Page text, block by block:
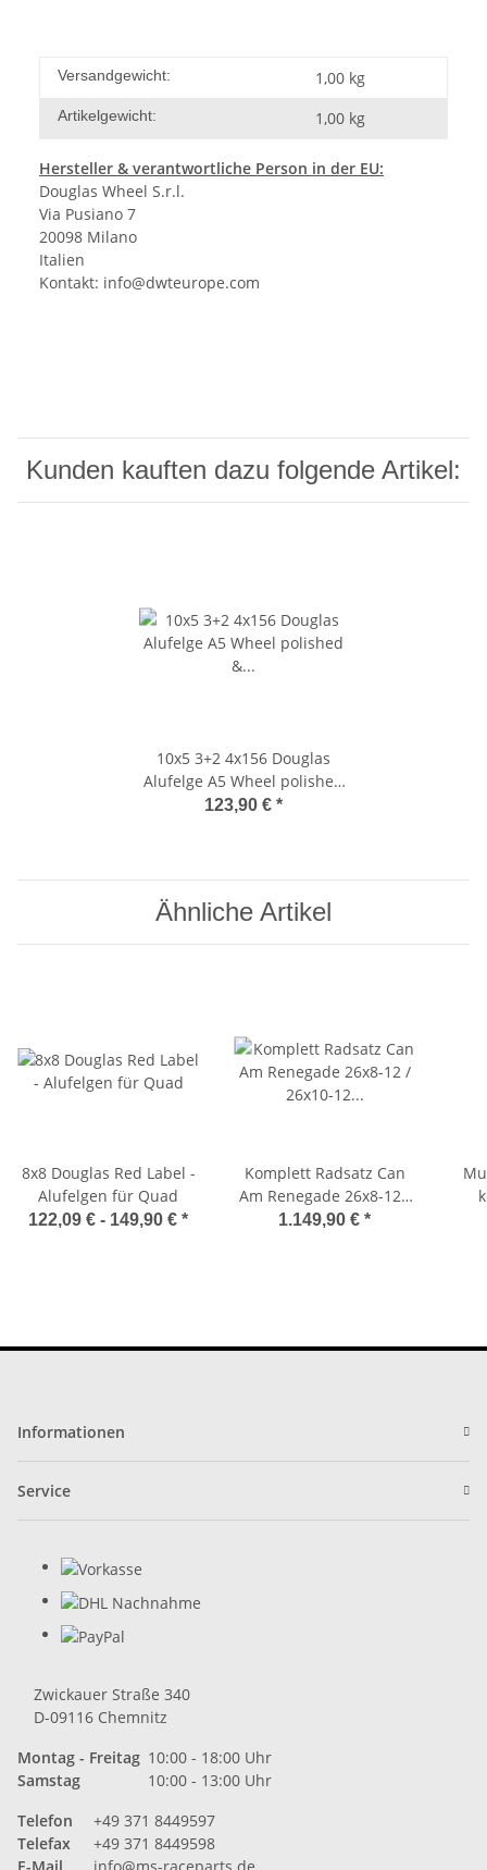
Versandgewicht: 1,00 kg
Artikelgewicht: 1,00 kg
Hersteller & verantwortliche Person in der EU:
Douglas Wheel S.r.l.
Via Pusiano 7
20098 Milano
Italien
Kontakt: info@dwteurope.com
Kunden kauften dazu folgende Artikel:
10x5 3+2 4x156 Douglas
Alufelge A5 Wheel polished
& black
123,90 € *
Ähnliche Artikel
8x8 Douglas Red Label -
Alufelgen für Quad
122,09 € - 149,90 € *
Komplett Radsatz Can
Am Renegade 26x8-12 /
26x10-12 Carlisle Reifen
1.149,90 € *
Informationen
Service
Zwickauer Straße 340
D-09116 Chemnitz
Montag - Freitag 10:00 - 18:00 Uhr
Samstag
10:00 - 13:00 Uhr
Telefon
+49 371 8449597
Telefax
+49 371 8449598
E-Mail
info@ms-raceparts.de